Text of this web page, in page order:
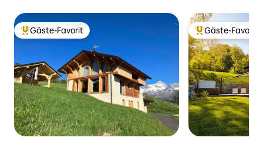
Beliebter Gäste-Favorit.
Gäste-Favorit Beliebter Gäste-
Gäste-Favorit